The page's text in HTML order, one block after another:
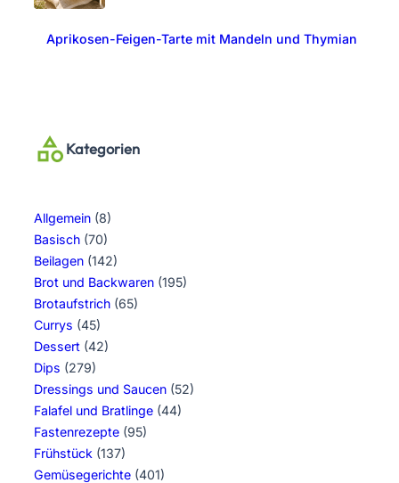
Aprikosen-Feigen-Tarte mit Mandeln und Thymian
Kategorien
Allgemein (8)
Basisch (70)
Beilagen (142)
Brot und Backwaren (195)
Brotaufstrich (65)
Currys (45)
Dessert (42)
Dips (279)
Dressings und Saucen (52)
Falafel und Bratlinge (44)
Fastenrezepte (95)
Frühstück (137)
Gemüsegerichte (401)